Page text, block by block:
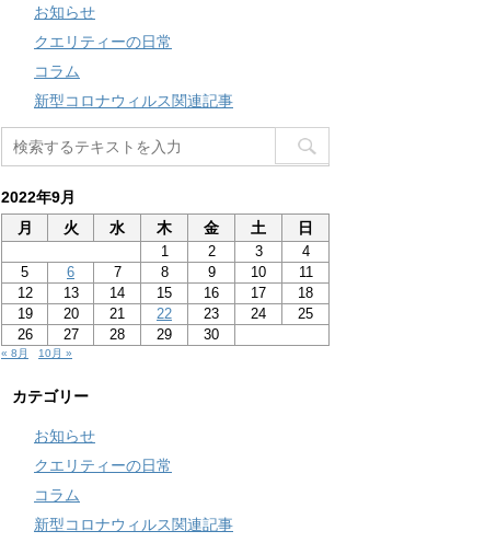
お知らせ
クエリティーの日常
コラム
新型コロナウィルス関連記事
2022年9月
月
火 水 木 金 土 日
1 2 3
4
5
6 7 8 9 10
11
12
13 14 15 16 17
18
19
20 21 22 23 24
25
26
27 28 29 30
« 8月 10月 »
カテゴリー
お知らせ
クエリティーの日常
コラム
新型コロナウィルス関連記事